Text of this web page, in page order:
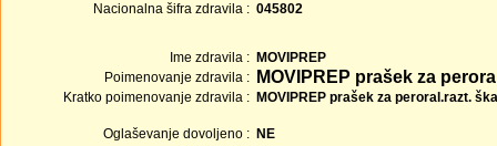
Nacionalna šifra zdravila : 045802
Ime zdravila : MOVIPREP
Poimenovanje zdravila :
MOVIPREP prašek za
Kratko poimenovanje zdravila : MOVIPREP prašek za peroral.razt.
Oglaševanje dovoljeno : NE